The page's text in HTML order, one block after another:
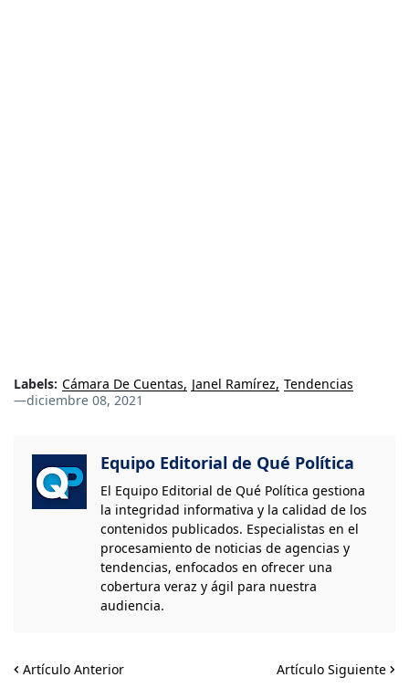
Labels: Cámara De Cuentas Janel Ramírez Tendencias
—diciembre 08, 2021
Equipo Editorial de Qué Política
El Equipo Editorial de Qué Política gestiona
la integridad informativa y la calidad de los
contenidos publicados. Especialistas en el
procesamiento de noticias de agencias y
tendencias, enfocados en ofrecer una
cobertura veraz y ágil para nuestra
audiencia.
Artículo Anterior Artículo Siguiente